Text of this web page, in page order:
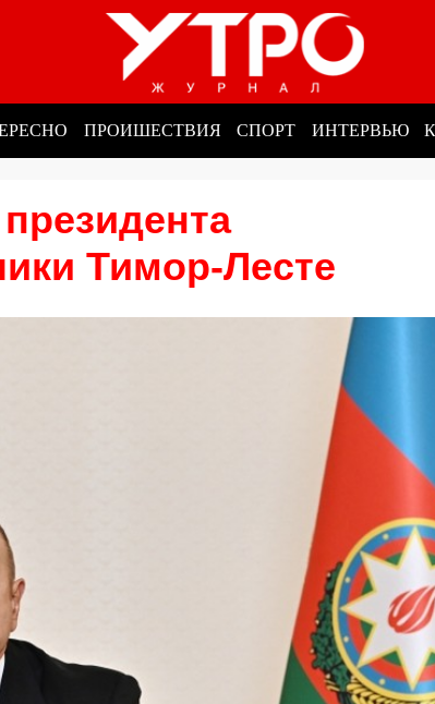
ПРОИШЕСТВИЯ СПОРТ ИНТЕРВЬЮ
Тимор-Лесте